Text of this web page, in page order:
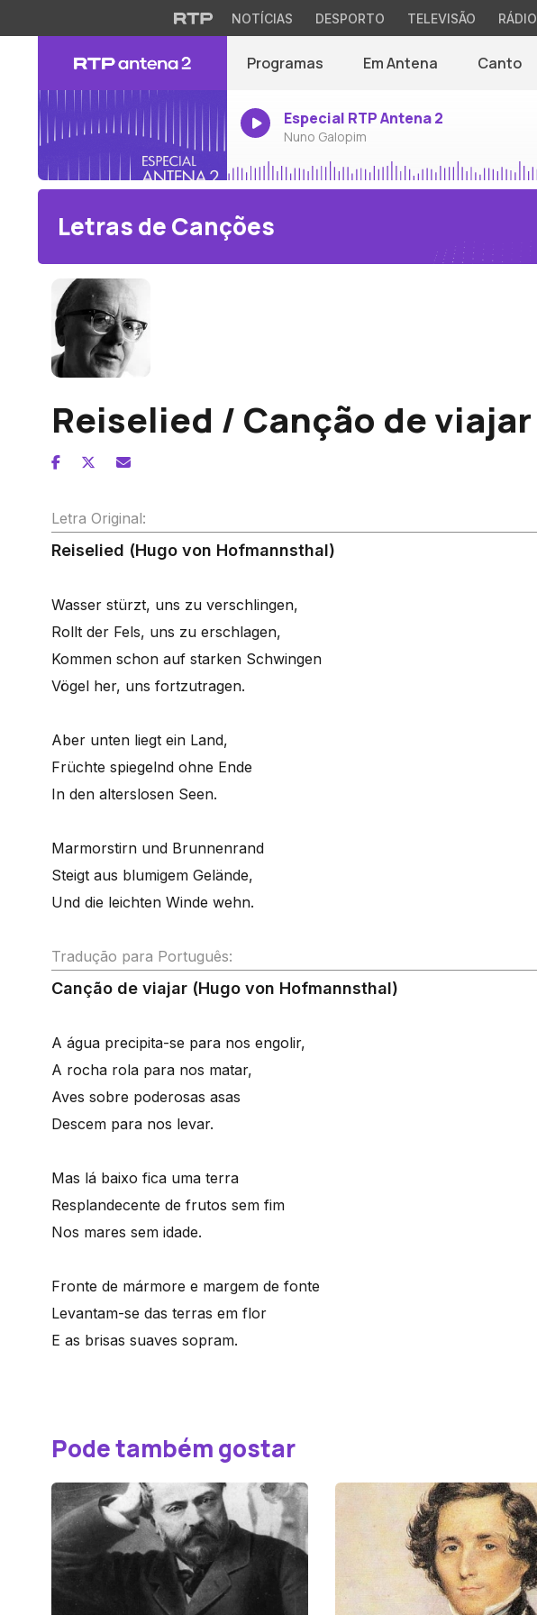
NOTÍCIAS DESPORTO TELEVISÃO RÁDIO
Programas Em Antena Canto
Especial RTP Antena 2
Nuno Galopim
Letras de Canções
Reiselied / Canção de viajar
Letra Original:
Reiselied (Hugo von Hofmannsthal)
Wasser stürzt, uns zu verschlingen,
Rollt der Fels, uns zu erschlagen,
Kommen schon auf starken Schwingen
Vögel her, uns fortzutragen.
Aber unten liegt ein Land,
Früchte spiegelnd ohne Ende
In den alterslosen Seen.
Marmorstirn und Brunnenrand
Steigt aus blumigem Gelände,
Und die leichten Winde wehn.
Tradução para Português:
Canção de viajar (Hugo von Hofmannsthal)
A água precipita-se para nos engolir,
A rocha rola para nos matar,
Aves sobre poderosas asas
Descem para nos levar.
Mas lá baixo fica uma terra
Resplandecente de frutos sem fim
Nos mares sem idade.
Fronte de mármore e margem de fonte
Levantam-se das terras em flor
E as brisas suaves sopram.
Pode também gostar